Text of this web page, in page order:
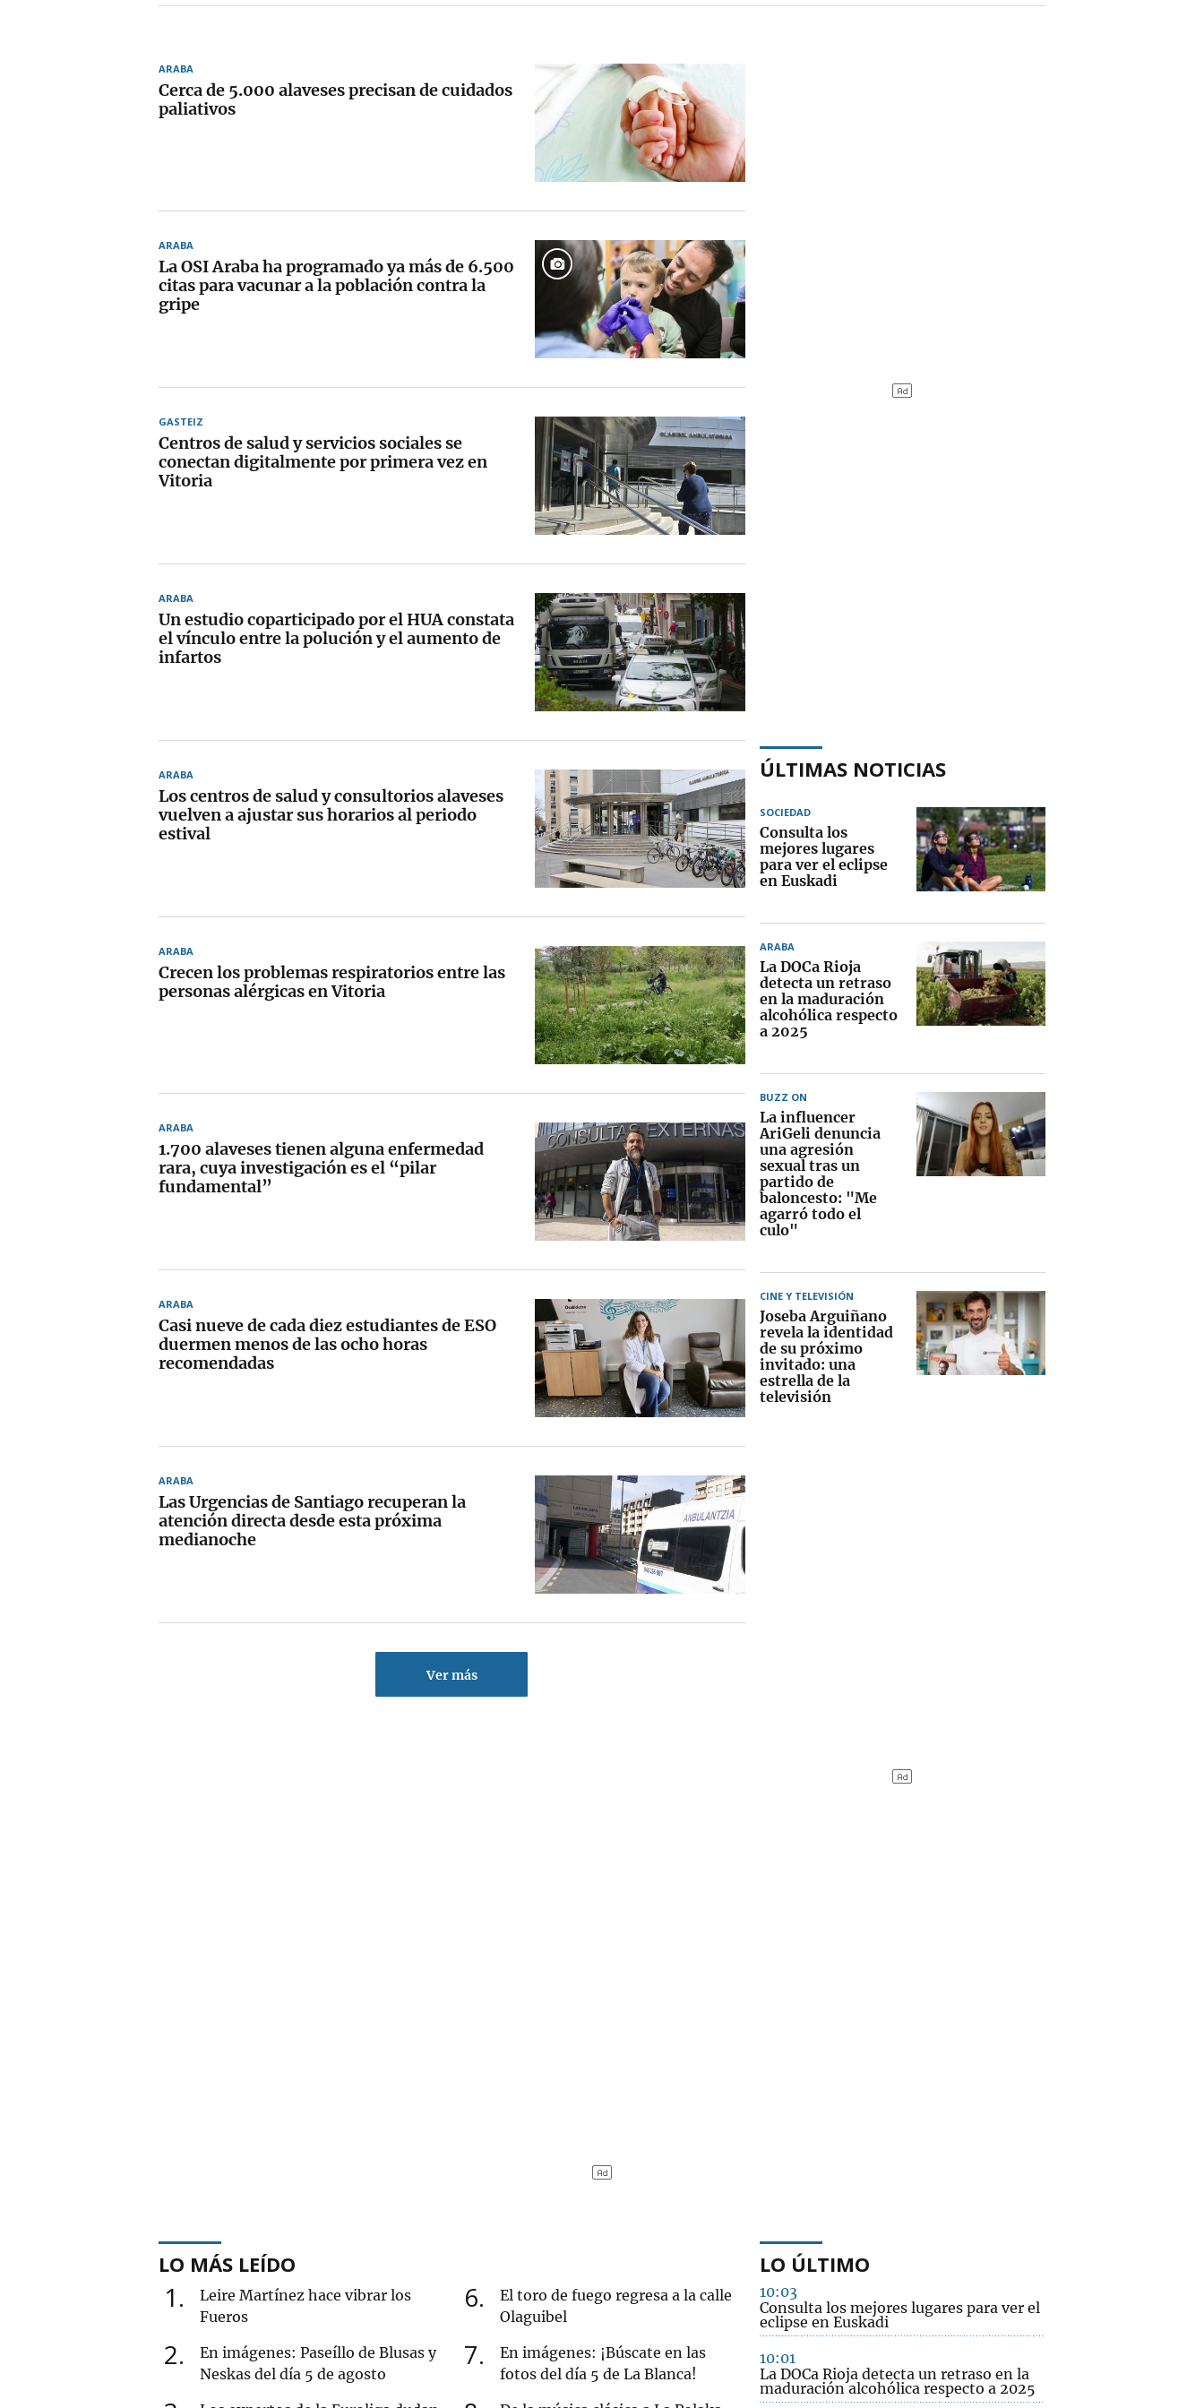
ARABA
Cerca de 5.000 alaveses precisan de cuidados
paliativos
ARABA
La OSI Araba ha programado ya más de 6.500
citas para vacunar a la población contra la
gripe
GASTEIZ
Centros de salud y servicios sociales se
conectan digitalmente por primera vez en
Vitoria
ARABA
Un estudio coparticipado por el HUA constata
el vínculo entre la polución y el aumento de
infartos
ARABA
Los centros de salud y consultorios alaveses
vuelven a ajustar sus horarios al periodo
estival
ARABA
Crecen los problemas respiratorios entre las
personas alérgicas en Vitoria
ARABA
1.700 alaveses tienen alguna enfermedad
rara, cuya investigación es el “pilar
fundamental”
ARABA
Casi nueve de cada diez estudiantes de ESO
duermen menos de las ocho horas
recomendadas
ARABA
Las Urgencias de Santiago recuperan la
atención directa desde esta próxima
medianoche
Ver más
ÚLTIMAS NOTICIAS
SOCIEDAD
Consulta los
mejores lugares
para ver el eclipse
en Euskadi
ARABA
La DOCa Rioja
detecta un retraso
en la maduración
alcohólica respecto
a 2025
BUZZ ON
La influencer
AriGeli denuncia
una agresión
sexual tras un
partido de
baloncesto: "Me
agarró todo el
culo"
CINE Y TELEVISIÓN
Joseba Arguiñano
revela la identidad
de su próximo
invitado: una
estrella de la
televisión
LO MÁS LEÍDO
1
Leire Martínez hace vibrar los
Fueros
2
En imágenes: Paseíllo de Blusas y
Neskas del día 5 de agosto
6
El toro de fuego regresa a la calle
Olaguibel
7
En imágenes: ¡Búscate en las
fotos del día 5 de La Blanca!
LO ÚLTIMO
10:03
Consulta los mejores lugares para ver el
eclipse en Euskadi
10:01
La DOCa Rioja detecta un retraso en la
maduración alcohólica respecto a 2025